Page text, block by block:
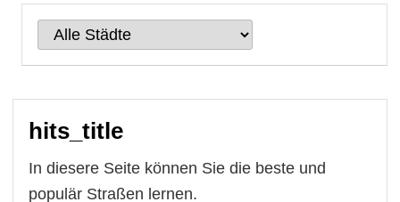
hits_title
In diesere Seite können Sie die beste und
populär Straßen lernen.